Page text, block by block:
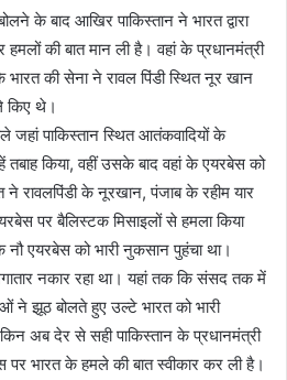
के बाद आखिर पाकिस्तान ने भारत द्वारा
की बात मान ली है। वहां के प्रधानमंत्री
की सेना ने रावल पिंडी स्थित नूर खान
किए थे।
जहां पाकिस्तान स्थित आतंकवादियों के
तबाह किया, वहीं उसके बाद वहां के एयरबेस को
ने रावलपिंडी के नूरखान, पंजाब के रहीम यार
पर बैलिस्टक मिसाइलों से हमला किया
नौ एयरबेस को भारी नुकसान पुहंचा था।
नकार रहा था। यहां तक कि संसद तक में
ने झूठ बोलते हुए उल्टे भारत को भारी
अब देर से सही पाकिस्तान के प्रधानमंत्री
भारत के हमले की बात स्वीकार कर ली है।